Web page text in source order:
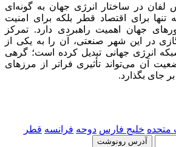
لفان در ساختار انرژی جهان به گونه‌ای
برای اقتصاد قطر بلکه برای امنیت
جهان اهمیت راهبردی دارد. تمرکز
در این شهر صنعتی، آن را به یکی از
انرژی جهانی تبدیل کرده است؛ گرهی
آن می‌تواند تأثیری فراتر از مرزهای
جای بگذارد.
متحده خلیج فارس دوحه فرانسه قطر
آدرس رونوشت